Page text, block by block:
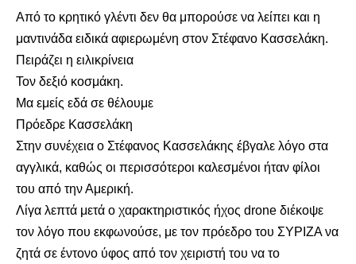
Από το κρητικό γλέντι δεν θα μπορούσε να λείπει και η
μαντινάδα ειδικά αφιερωμένη στον Στέφανο Κασσελάκη.
Πειράζει η ειλικρίνεια
Τον δεξιό κοσμάκη.
Μα εμείς εδά σε θέλουμε
Πρόεδρε Κασσελάκη
Στην συνέχεια ο Στέφανος Κασσελάκης έβγαλε λόγο στα
αγγλικά, καθώς οι περισσότεροι καλεσμένοι ήταν φίλοι
του από την Αμερική.
Λίγα λεπτά μετά ο χαρακτηριστικός ήχος drone διέκοψε
τον λόγο που εκφωνούσε, με τον πρόεδρο του ΣΥΡΙΖΑ να
ζητά σε έντονο ύφος από τον χειριστή του να το